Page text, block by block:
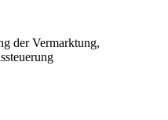
der Vermarktung,